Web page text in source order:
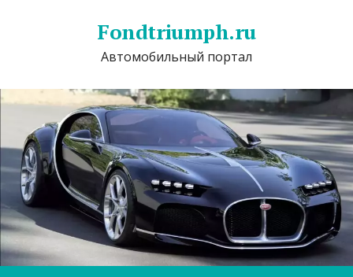
Fondtriumph.ru
Автомобильный портал